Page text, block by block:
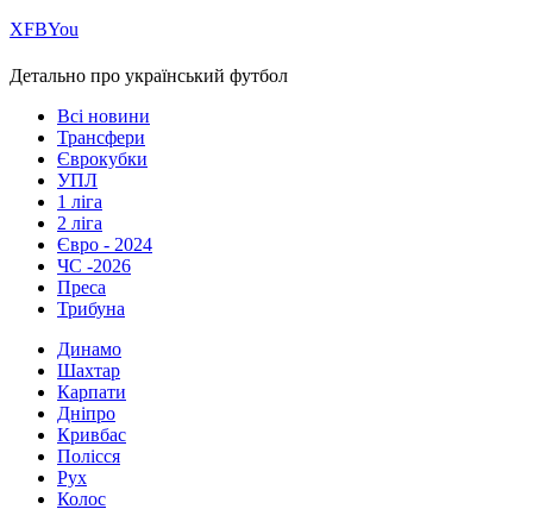
ХFBYou
Детально про український футбол
Всі новини
Трансфери
Єврокубки
УПЛ
1 ліга
2 ліга
Євро - 2024
ЧС -2026
Преса
Трибуна
Динамо
Шахтар
Карпати
Дніпро
Кривбас
Полісся
Рух
Колос